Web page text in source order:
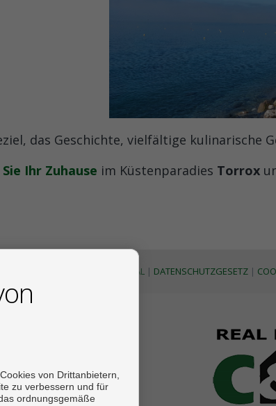
das Geschichte, vielfältige kulinarische
Ihr Zuhause im Küstenparadies Torrox
AVISO LEGAL | DATENSCHUTZGESETZ |
von Drittanbietern,
zu verbessern und für
ordnungsgemäße